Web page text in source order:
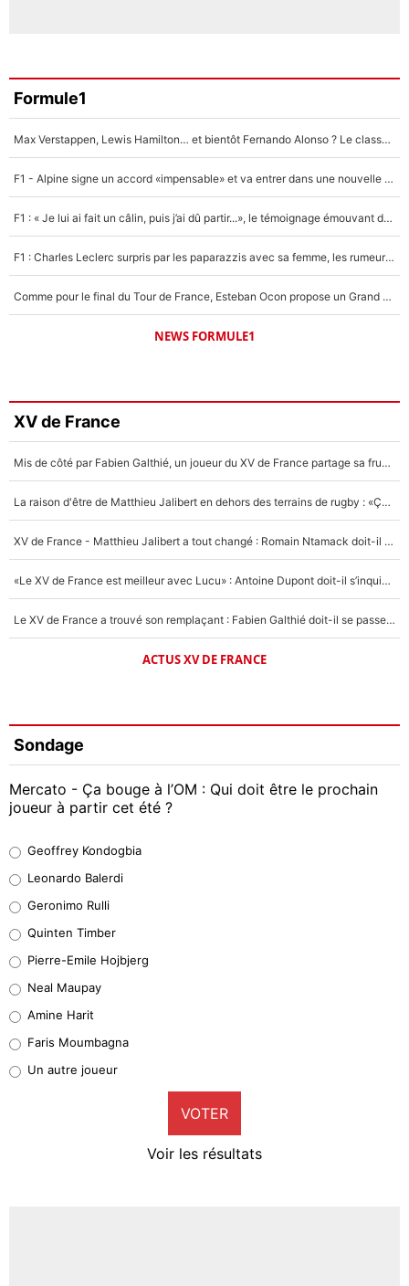
Formule1
Max Verstappen, Lewis Hamilton… et bientôt Fernando Alonso ? Le classement des pilotes les mieux payés en Formule 1 risque de changer !
F1 - Alpine signe un accord «impensable» et va entrer dans une nouvelle dimension : Grande nouvelle pour Pierre Gasly !
F1 : « Je lui ai fait un câlin, puis j’ai dû partir...», le témoignage émouvant de Max Verstappen sur sa fille
F1 : Charles Leclerc surpris par les paparazzis avec sa femme, les rumeurs étaient vraies !
Comme pour le final du Tour de France, Esteban Ocon propose un Grand Prix de Formule 1 à Paris : «Autour de l’Arc de Triomphe, ce serait génial» !
NEWS FORMULE1
XV de France
Mis de côté par Fabien Galthié, un joueur du XV de France partage sa frustration : «ils ne me l’ont pas dit tout de suite»
La raison d'être de Matthieu Jalibert en dehors des terrains de rugby : «Ça m'atteint autant que si tu touches à un membre de ma famille»
XV de France - Matthieu Jalibert a tout changé : Romain Ntamack doit-il s’inquiéter pour sa place à un an de la Coupe du monde ?
«Le XV de France est meilleur avec Lucu» : Antoine Dupont doit-il s’inquiéter pour sa place ?
Le XV de France a trouvé son remplaçant : Fabien Galthié doit-il se passer d'Antoine Dupont ?
ACTUS XV DE FRANCE
Sondage
Mercato - Ça bouge à l’OM : Qui doit être le prochain
joueur à partir cet été ?
38%
32%
5%
1%
9%
Geoffrey Kondogbia
Leonardo Balerdi
Geronimo Rulli
Quinten Timber
Pierre-Emile Hojbjerg
Neal Maupay
Amine Harit
Faris Moumbagna
Un autre joueur
VOTER
Voir les résultats